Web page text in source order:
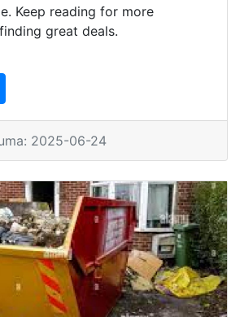
Keep reading for more
great deals.
2025-06-24